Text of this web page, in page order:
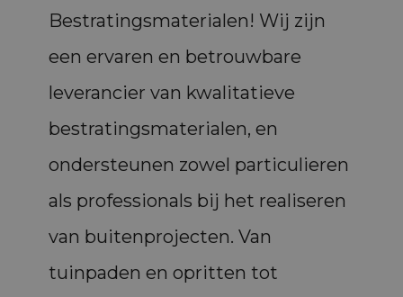
Bestratingsmaterialen! Wij zijn
een ervaren en betrouwbare
leverancier van kwalitatieve
bestratingsmaterialen, en
ondersteunen zowel particulieren
als professionals bij het realiseren
van buitenprojecten. Van
tuinpaden en opritten tot